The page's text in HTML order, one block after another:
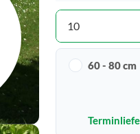
60 - 80 cm